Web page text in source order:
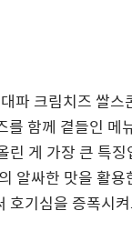
파 크림치즈 쌀
를 함께 곁들인
린 게 가장 큰 특
알싸한 맛을 활
호기심을 증폭시